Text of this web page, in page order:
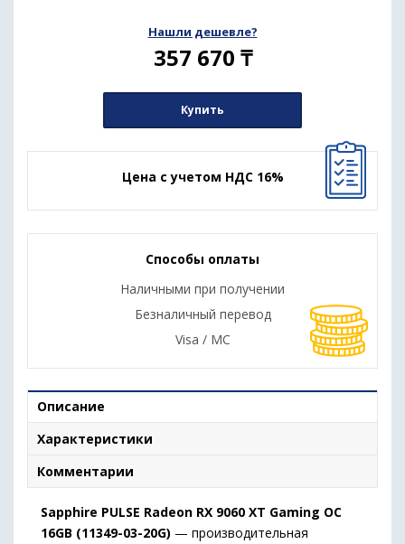
Нашли дешевле?
357 670 ₸
Купить
Цена с учетом НДС 16%
Способы оплаты
Наличными при получении
Безналичный перевод
Visa / MC
Описание
Характеристики
Комментарии
Sapphire PULSE Radeon RX 9060 XT Gaming OC
16GB (11349-03-20G) — производительная